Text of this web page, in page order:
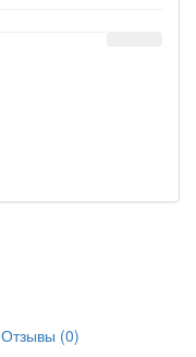
Отзывы (0)